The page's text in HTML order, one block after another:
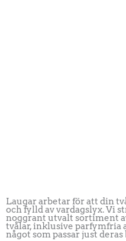
Laugar arbetar för att din
och fylld av vardagslyx. Vi
noggrant utvalt sortiment
tvålar, inklusive parfymfria
något som passar just deras